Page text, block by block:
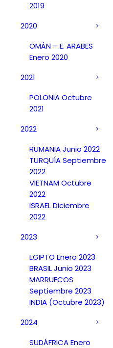
2019
2020
OMÁN – E. ARABES
Enero 2020
2021
POLONIA Octubre
2021
2022
RUMANIA Junio 2022
TURQUÍA Septiembre
2022
VIETNAM Octubre
2022
ISRAEL Diciembre
2022
2023
EGIPTO Enero 2023
BRASIL Junio 2023
MARRUECOS
Septiembre 2023
INDIA (Octubre 2023)
2024
SUDÁFRICA Enero